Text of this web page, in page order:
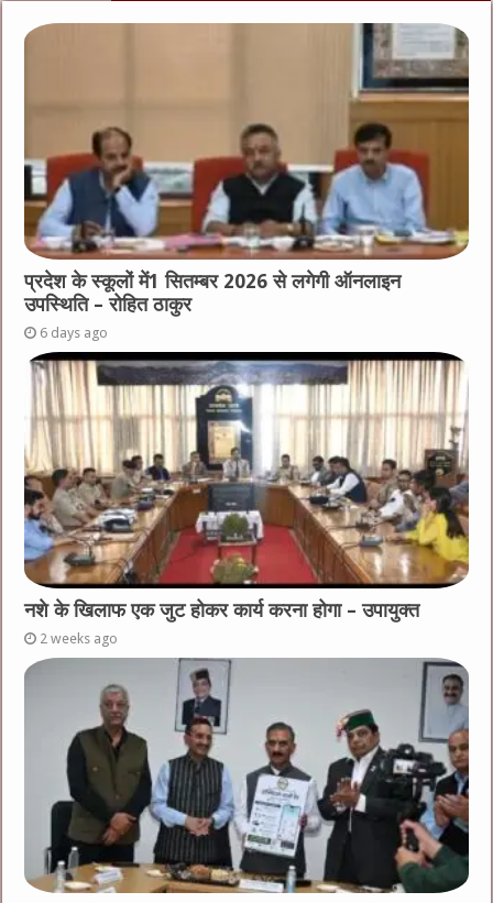
प्रदेश के स्कूलों में1 सितम्बर 2026 से लगेगी ऑनलाइन
उपस्थिति – रोहित ठाकुर
6 days ago
नशे के खिलाफ एक जुट होकर कार्य करना होगा – उपायुक्त
2 weeks ago